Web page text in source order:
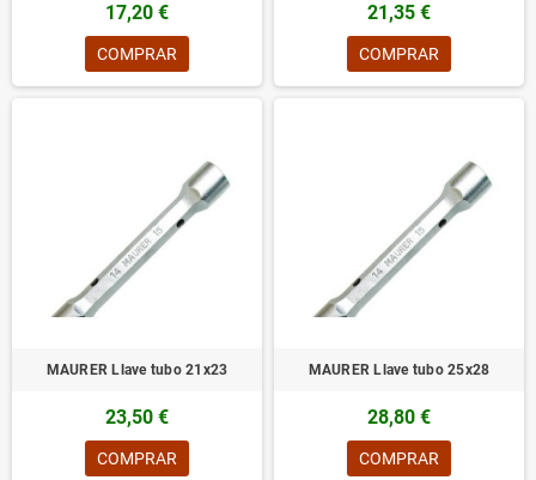
17,20 €
COMPRAR
21,35 €
COMPRAR
MAURER Llave tubo 21x23
23,50 €
COMPRAR
MAURER Llave tubo 25x28
28,80 €
COMPRAR